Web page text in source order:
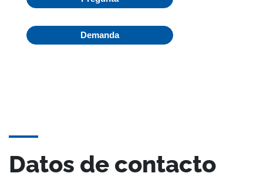
Demanda
Datos de contacto